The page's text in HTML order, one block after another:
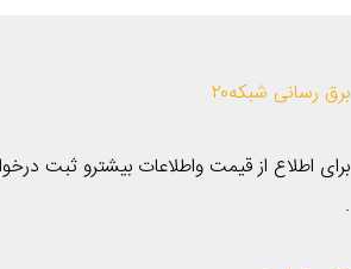
برق رسانى شبكه٢٠
برای اطلاع از قیمت واطلاعات بیشترو ثبت
.